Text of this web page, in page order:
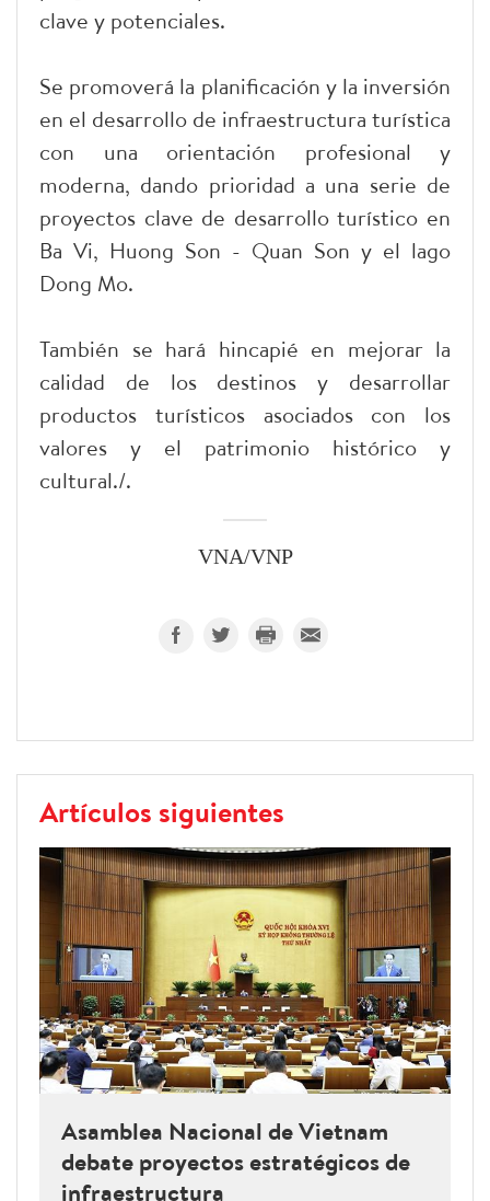
clave y potenciales.
Se promoverá la planificación y la inversión
en el desarrollo de infraestructura turística
con una orientación profesional y
moderna, dando prioridad a una serie de
proyectos clave de desarrollo turístico en
Ba Vi, Huong Son - Quan Son y el lago
Dong Mo.
También se hará hincapié en mejorar la
calidad de los destinos y desarrollar
productos turísticos asociados con los
valores y el patrimonio histórico y
cultural./.
VNA/VNP
Artículos siguientes
Asamblea Nacional de Vietnam
debate proyectos estratégicos de
infraestructura